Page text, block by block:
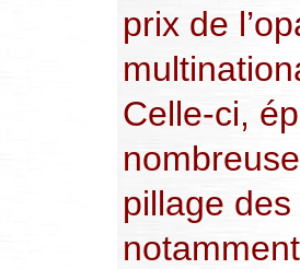
prix de
Celle-ci,
pillage